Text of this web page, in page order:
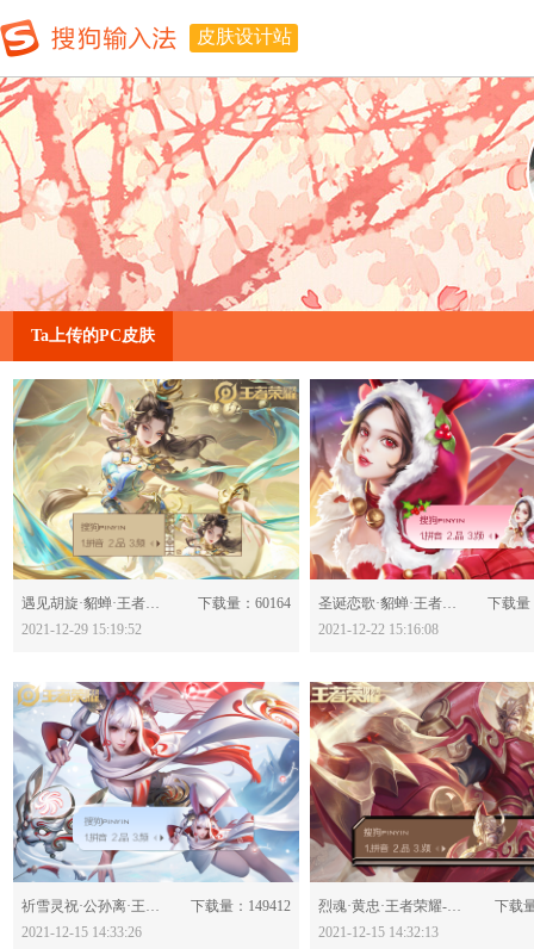
皮肤设计站
Ta上传的PC皮肤
分享：
遇见胡旋·貂蝉·王者荣耀-623804
下载量：60164
2021-12-29 15:19:52
分享：
圣诞恋歌·貂蝉·王者荣耀-623648
下载量
2021-12-22 15:16:08
分享：
祈雪灵祝·公孙离·王者荣耀-623469
下载量：149412
2021-12-15 14:33:26
分享：
烈魂·黄忠·王者荣耀-623467
下载
2021-12-15 14:32:13